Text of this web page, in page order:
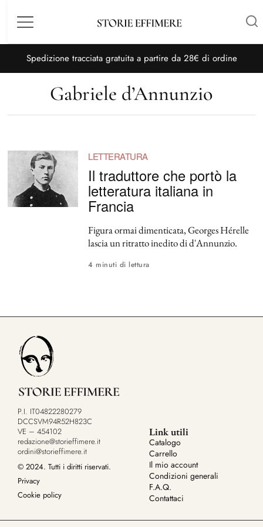
Menù
Spedizione tracciata gratuita a partire da 28€ di ordine
Gabriele d’Annunzio
LETTERATURA
Il traduttore che portò la
letteratura italiana in
Francia
Figura ormai dimenticata, Georges Hérelle
lascia un ritratto inedito di d'Annunzio.
4 minuti di lettura
P.I. IT04822280279
DCCSVM94R52H823C
VE – 454102
redazione@storieffimere.it
ordini@storieffimere.it
© 2024. Tutti i diritti riservati.
Privacy
Cookie policy
Link utili
Catalogo
Carrello
Il mio account
Condizioni generali
F.A.Q.
Contattaci